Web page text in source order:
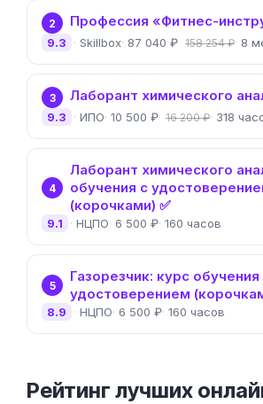
2 Профессия «Фитнес-
Skillbox 87 040 ₽ 158 254 ₽ 8
9.3
3 Лаборант химического
ИПО 10 500 ₽ 16 200 ₽ 318
9.3
4
Лаборант химического
обучения с
(корочками) ✅
НЦПО 6 500 ₽ 160 часов
9.1
5
Газорезчик: курс обучения
удостоверением
НЦПО 6 500 ₽ 160 часов
8.9
Рейтинг лучших